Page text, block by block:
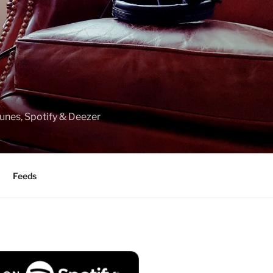
Spotify & Deezer
Feeds